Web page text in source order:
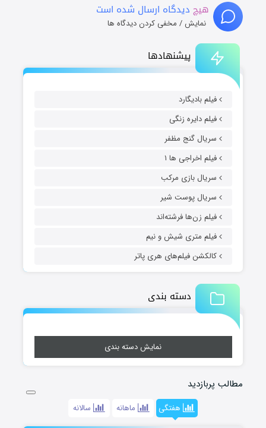
پیشنهادها
فیلم بادیگارد
فیلم دایره زنگی
سریال گنج مظفر
فیلم اخراجی ها ۱
سریال بازی مرکب
سریال پوست شیر
فیلم زن‌ها فرشته‌اند
فیلم متری شیش و نیم
کالکشن فیلم‌های هری پاتر
دسته بندی
نمایش دسته بندی
مطالب پربازدید
هفتگی ماهانه سالانه
هیچ دیدگاه ارسال شده است
نمایش / مخفی کردن دیدگاه ها